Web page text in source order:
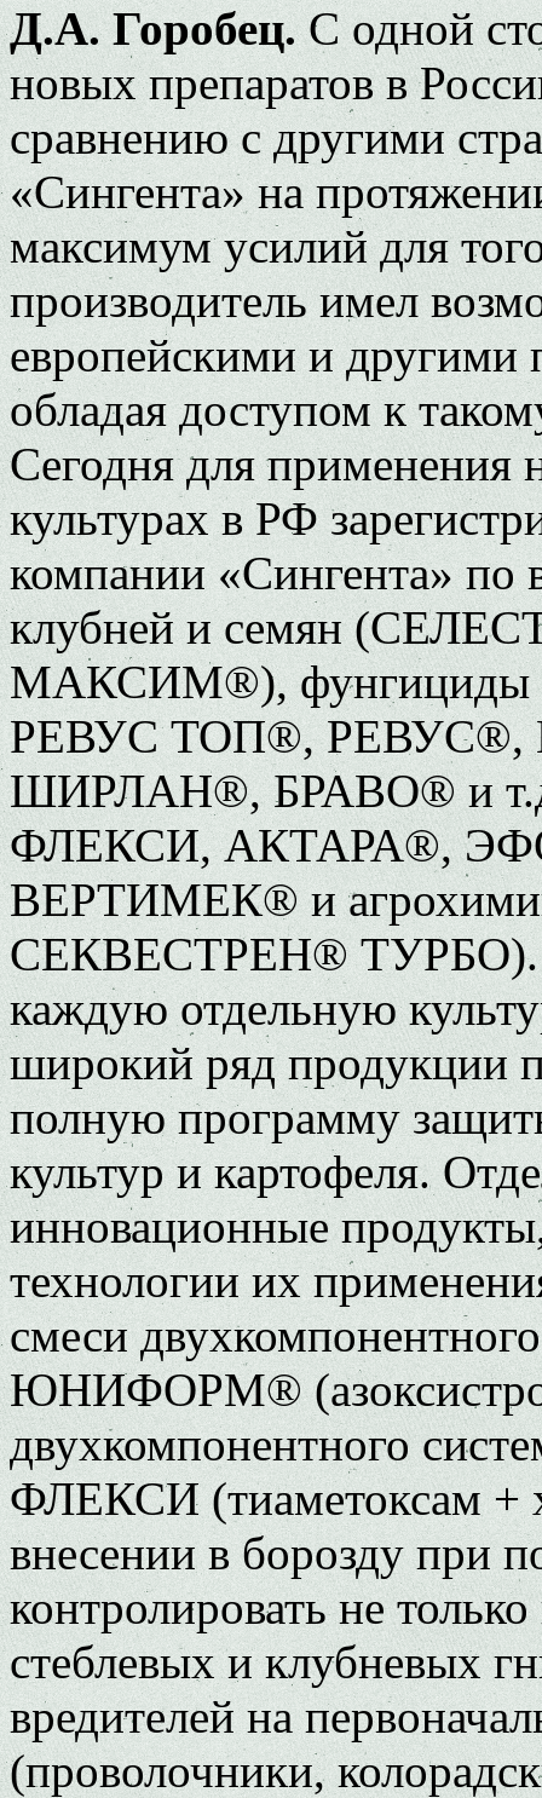
Д.А. Горобец.С одной
новых препаратов в
сравнению с другими
«Сингента» на
максимум усилий для
производитель имел
европейскими и другими
обладая доступом к
Сегодня для применения
культурах в РФ
компании «Сингента» по
клубней и семян
МАКСИМ®),
РЕВУС ТОП®,
ШИРЛАН®, БРАВО® и
ФЛЕКСИ, АКТАРА®,
ВЕРТИМЕК® и
СЕКВЕСТРЕН® ТУРБО).
каждую отдельную
широкий ряд продукции
полную программу
культур и картофеля.
инновационные
технологии их
смеси
ЮНИФОРМ®
двухкомпонентного
ФЛЕКСИ (тиаметоксам +
внесении в борозду при
контролировать не
стеблевых и клубневых
вредителей на
(проволочники,